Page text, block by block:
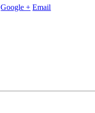
Google + Email